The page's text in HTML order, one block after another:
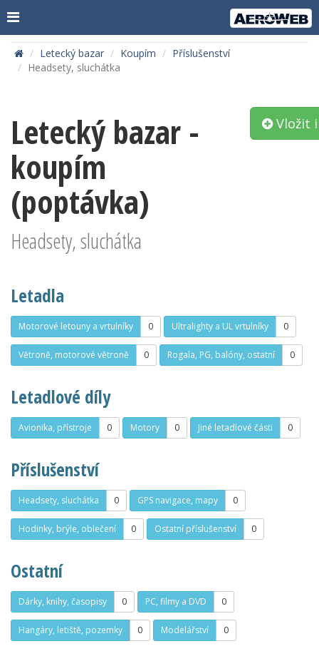
Letecký bazar Koupím
Příslušenství
Headsety, sluchátka
Letecký bazar -
koupím
(poptávka)
Headsety, sluchátka
Vložit
Letadla
Motorové letouny a vrtulníky 0 Ultralighty a UL vrtulníky 0
Větroně, motorové větroně 0 Rogala, PG, balóny, ostatní 0
Letadlové díly
Avionika, přístroje 0 Motory 0 Jiné letadlové části 0
Příslušenství
Headsety, sluchátka 0 GPS navigace, mapy 0
Hodinky, brýle, oblečení 0 Ostatní příslušenství 0
Ostatní
Dárky, knihy, časopisy 0 PC, filmy a DVD 0
Hangáry, letiště, pozemky 0 Modelářství 0